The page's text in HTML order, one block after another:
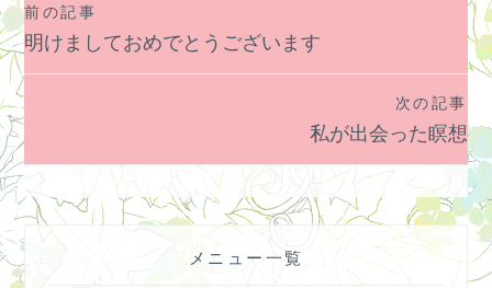
投
稿
ナ
ビ
ゲ
ー
シ
ョ
ン
前の記事
明けましておめでとうございます
次の記事
私が出会った瞑想
メニュー一覧